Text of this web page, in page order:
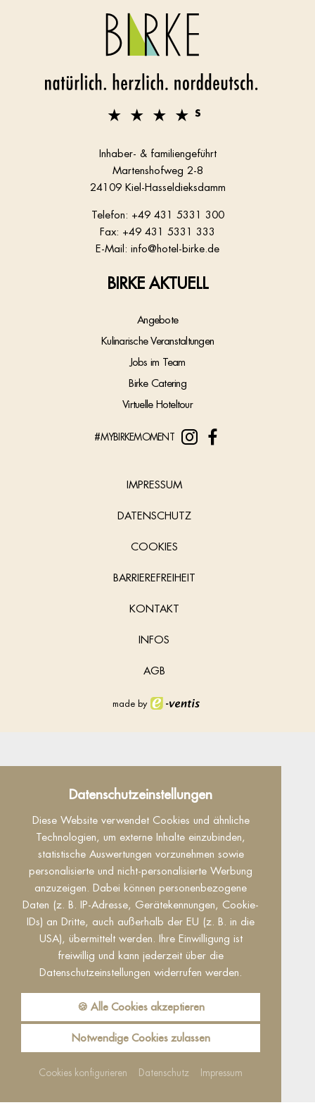
Datenschutzeinstellungen
Diese Website verwendet Cookies und ähnliche
Technologien, um externe Inhalte einzubinden,
statistische Auswertungen vorzunehmen sowie
personalisierte und nicht-personalisierte Werbung
anzuzeigen. Dabei können personenbezogene
Daten (z. B. IP-Adresse, Gerätekennungen, Cookie-
IDs) an Dritte, auch außerhalb der EU (z. B. in die
USA), übermittelt werden. Ihre Einwilligung ist
freiwillig und kann jederzeit über die
Datenschutzeinstellungen widerrufen werden.
🍪 Alle Cookies akzeptieren
Notwendige Cookies zulassen
Cookies konfigurieren Datenschutz Impressum
Inhaber- & familiengeführt
Martenshofweg 2-8
24109 Kiel-Hasseldieksdamm
Telefon: +49 431 5331 300
Fax: +49 431 5331 333
E-Mail: info@hotel-birke.de
BIRKE AKTUELL
Angebote
Kulinarische Veranstaltungen
Jobs im Team
Birke Catering
Virtuelle Hoteltour
#MYBIRKEMOMENT
IMPRESSUM
DATENSCHUTZ
COOKIES
BARRIEREFREIHEIT
KONTAKT
INFOS
AGB
made by
Datenschutz
Dieser Inhalt ist nur sichtbar wenn Sie Cookies
von "Facebook" akzeptieren.
Akzeptieren Einstellungen
Reguest Messenger
Wenn Sie den Messenger nutzen möchten
müssen Sie die Cookies von Reguest